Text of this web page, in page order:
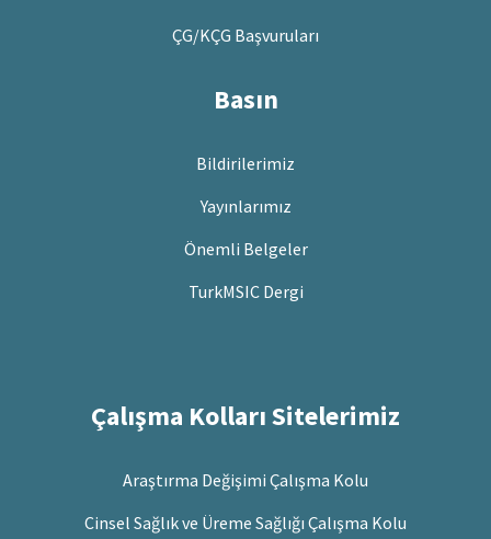
ÇG/KÇG Başvuruları
Basın
Bildirilerimiz
Yayınlarımız
Önemli Belgeler
TurkMSIC Dergi
Çalışma Kolları Sitelerimiz
Araştırma Değişimi Çalışma Kolu
Cinsel Sağlık ve Üreme Sağlığı Çalışma Kolu